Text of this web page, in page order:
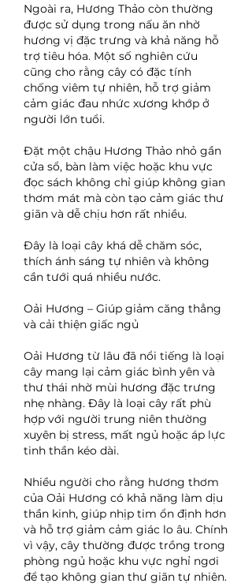
Ngoài ra, Hương Thảo còn thường
được sử dụng trong nấu ăn nhờ
hương vị đặc trưng và khả năng hỗ
trợ tiêu hóa. Một số nghiên cứu
cũng cho rằng cây có đặc tính
chống viêm tự nhiên, hỗ trợ giảm
cảm giác đau nhức xương khớp ở
người lớn tuổi.
Đặt một chậu Hương Thảo nhỏ gần
cửa sổ, bàn làm việc hoặc khu vực
đọc sách không chỉ giúp không gian
thơm mát mà còn tạo cảm giác thư
giãn và dễ chịu hơn rất nhiều.
Đây là loại cây khá dễ chăm sóc,
thích ánh sáng tự nhiên và không
cần tưới quá nhiều nước.
Oải Hương – Giúp giảm căng thẳng
và cải thiện giấc ngủ
Oải Hương từ lâu đã nổi tiếng là loại
cây mang lại cảm giác bình yên và
thư thái nhờ mùi hương đặc trưng
nhẹ nhàng. Đây là loại cây rất phù
hợp với người trung niên thường
xuyên bị stress, mất ngủ hoặc áp lực
tinh thần kéo dài.
Nhiều người cho rằng hương thơm
của Oải Hương có khả năng làm dịu
thần kinh, giúp nhịp tim ổn định hơn
và hỗ trợ giảm cảm giác lo âu. Chính
vì vậy, cây thường được trồng trong
phòng ngủ hoặc khu vực nghỉ ngơi
để tạo không gian thư giãn tự nhiên.